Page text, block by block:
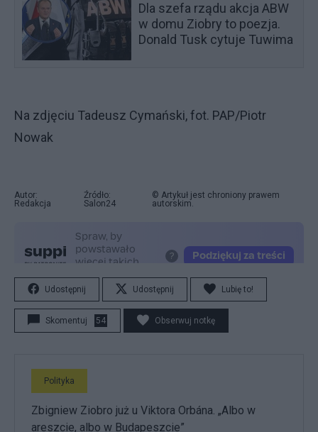
Dla szefa rządu akcja ABW
w domu Ziobry to poezja.
Donald Tusk cytuje Tuwima
Na zdjęciu Tadeusz Cymański, fot. PAP/Piotr
Nowak
Autor:
Redakcja
Źródło:
Salon24
© Artykuł jest chroniony prawem
autorskim.
Udostępnij Udostępnij Lubię to!
Skomentuj 54 Obserwuj notkę
Polityka
Zbigniew Ziobro już u Viktora Orbána. „Albo w
areszcie, albo w Budapeszcie”